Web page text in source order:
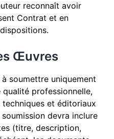
reconnaît avoir
Contrat et en
Œuvres
soumettre uniquement
professionnelle,
et éditoriaux
devra inclure
(titre, description,